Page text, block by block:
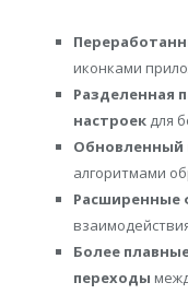
иконками
Разделенная
настроек для
Обновленный
алгоритмами
Расширенные
Более
переходы